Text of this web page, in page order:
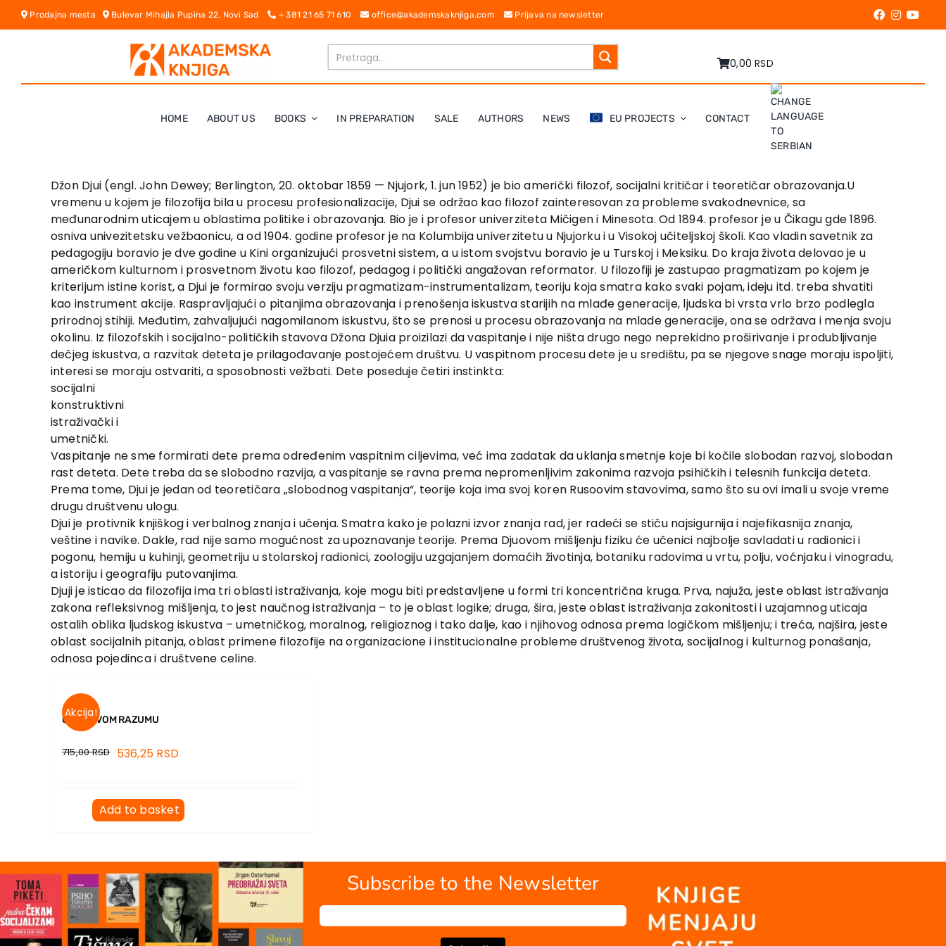
Skip
Prodajna mesta Bulevar Mihajla Pupina 22, Novi Sad + 381 21 65 71 610 office@akademskaknjiga.com Prijava na newsletter
0,00 RSD
HOME ABOUT US BOOKS IN PREPARATION SALE AUTHORS NEWS EU PROJECTS CONTACT
Džon Djui (engl. John Dewey; Berlington, 20. oktobar 1859 — Njujork, 1. jun 1952) je bio američki filozof, socijalni kritičar i teoretičar obrazovanja.U
vremenu u kojem je filozofija bila u procesu profesionalizacije, Djui se održao kao filozof zainteresovan za probleme svakodnevnice, sa
međunarodnim uticajem u oblastima politike i obrazovanja. Bio je i profesor univerziteta Mičigen i Minesota. Od 1894. profesor je u Čikagu gde 1896.
osniva univezitetsku vežbaonicu, a od 1904. godine profesor je na Kolumbija univerzitetu u Njujorku i u Visokoj učiteljskoj školi. Kao vladin savetnik za
pedagogiju boravio je dve godine u Kini organizujući prosvetni sistem, a u istom svojstvu boravio je u Turskoj i Meksiku. Do kraja života delovao je u
američkom kulturnom i prosvetnom životu kao filozof, pedagog i politički angažovan reformator. U filozofiji je zastupao pragmatizam po kojem je
kriterijum istine korist, a Djui je formirao svoju verziju pragmatizam-instrumentalizam, teoriju koja smatra kako svaki pojam, ideju itd. treba shvatiti
kao instrument akcije. Raspravljajući o pitanjima obrazovanja i prenošenja iskustva starijih na mlađe generacije, ljudska bi vrsta vrlo brzo podlegla
prirodnoj stihiji. Međutim, zahvaljujući nagomilanom iskustvu, što se prenosi u procesu obrazovanja na mlade generacije, ona se održava i menja svoju
okolinu. Iz filozofskih i socijalno-političkih stavova Džona Djuia proizilazi da vaspitanje i nije ništa drugo nego neprekidno proširivanje i produbljivanje
dečjeg iskustva, a razvitak deteta je prilagođavanje postojećem društvu. U vaspitnom procesu dete je u središtu, pa se njegove snage moraju ispoljiti,
interesi se moraju ostvariti, a sposobnosti vežbati. Dete poseduje četiri instinkta:
socijalni
konstruktivni
istraživački i
umetnički.
Vaspitanje ne sme formirati dete prema određenim vaspitnim ciljevima, već ima zadatak da uklanja smetnje koje bi kočile slobodan razvoj, slobodan
rast deteta. Dete treba da se slobodno razvija, a vaspitanje se ravna prema nepromenljivim zakonima razvoja psihičkih i telesnih funkcija deteta.
Prema tome, Djui je jedan od teoretičara „slobodnog vaspitanja“, teorije koja ima svoj koren Rusoovim stavovima, samo što su ovi imali u svoje vreme
drugu društvenu ulogu.
Djui je protivnik knjiškog i verbalnog znanja i učenja. Smatra kako je polazni izvor znanja rad, jer radeći se stiču najsigurnija i najefikasnija znanja,
veštine i navike. Dakle, rad nije samo mogućnost za upoznavanje teorije. Prema Djuovom mišljenju fiziku će učenici najbolje savladati u radionici i
pogonu, hemiju u kuhinji, geometriju u stolarskoj radionici, zoologiju uzgajanjem domaćih životinja, botaniku radovima u vrtu, polju, voćnjaku i vinogradu,
a istoriju i geografiju putovanjima.
Djuji je isticao da filozofija ima tri oblasti istraživanja, koje mogu biti predstavljene u formi tri koncentrična kruga. Prva, najuža, jeste oblast istraživanja
zakona refleksivnog mišljenja, to jest naučnog istraživanja – to je oblast logike; druga, šira, jeste oblast istraživanja zakonitosti i uzajamnog uticaja
ostalih oblika ljudskog iskustva – umetničkog, moralnog, religioznog i tako dalje, kao i njihovog odnosa prema logičkom mišljenju; i treća, najšira, jeste
oblast socijalnih pitanja, oblast primene filozofije na organizacione i institucionalne probleme društvenog života, socijalnog i kulturnog ponašanja,
odnosa pojedinca i društvene celine.
Akcija!
O ZDRAVOM RAZUMU
715,00RSD 536,25 RSD
Add to basket
Subscribe to the Newsletter